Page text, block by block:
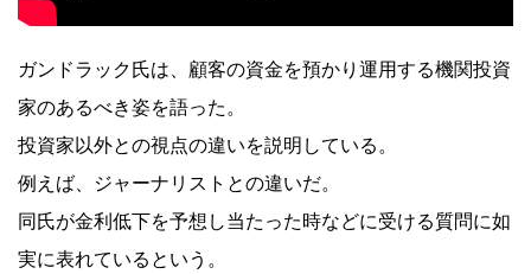
ガンドラック氏は、顧客の資金を預かり運用する機関投資
家のあるべき姿を語った。
投資家以外との視点の違いを説明している。
例えば、ジャーナリストとの違いだ。
同氏が金利低下を予想し当たった時などに受ける質問に如
実に表れているという。